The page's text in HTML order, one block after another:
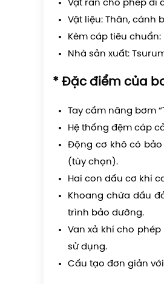
Vật rắn cho phép đi
Vật liệu: Thân, cánh
Kèm cáp tiêu chuẩn:
Nhà sản xuất:
* Đặc điểm của
Tay cầm nâng bơm
Hệ thống đệm cáp
Động cơ khô có bảo
(tùy chọn).
Hai con dấu cơ khí
Khoang chứa dầu
trình bảo dưỡng.
Van xả khí cho
sử dụng.
Cấu tạo đơn giản